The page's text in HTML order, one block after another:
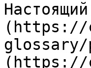
(https://
glossary/
(https://